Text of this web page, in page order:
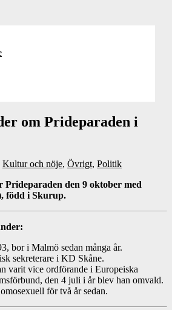
om Prideparaden i
Kultur och nöje, Övrigt, Politik
Prideparaden den 9 oktober med
född i Skurup.
bor i Malmö sedan många år.
sekreterare i KD Skåne.
varit vice ordförande i Europeiska
den 4 juli i år blev han omvald.
för två år sedan.